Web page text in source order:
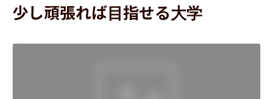
少し頑張れば目指せる大学